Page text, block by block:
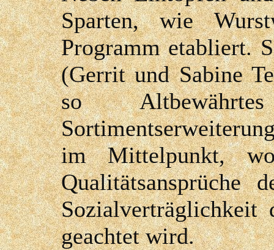
Sparten, wie
Programm etabliert.
(Gerrit und Sabine
so
im Mittelpunkt,
Sozialverträglichkeit
geachtet wird.